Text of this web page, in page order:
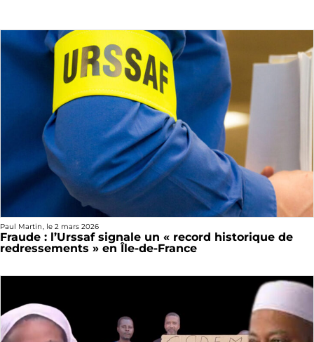
Paul Martin, le 2 mars 2026
Fraude : l’Urssaf signale un « record historique de
redressements » en Île-de-France